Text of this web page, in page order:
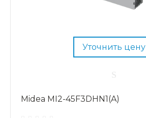
Уточнить цену
Midea MI2-45F3DHN1(A)